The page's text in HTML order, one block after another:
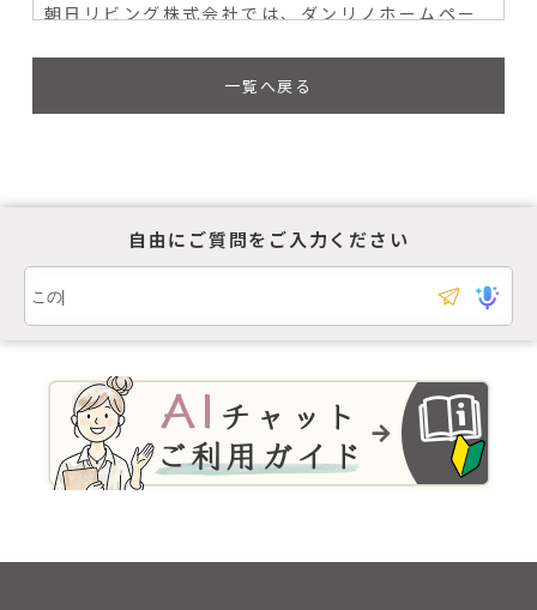
朝日リビング株式会社では、ダンリノホームペー
対して十分な配慮を行うと共に大切に保護し、適
お客様の個人情報は、原則として、当社のサービ
ご意見、ご要望に関する今後の改善、及び、問い
合せに関するご回答のために利用致します。それ
ただく際に予め目的を明示しておりますのでご確
認下さい。
２．第三者への情報提供
開示、提供、譲渡、することは致しません。1.法
一覧へ戻る
自由にご質問をご入力ください